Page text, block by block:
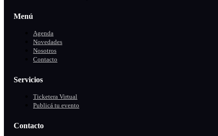
Menú
Agenda
Novedades
Nosotros
Contacto
Servicios
Ticketera Virtual
Publicá tu evento
Contacto